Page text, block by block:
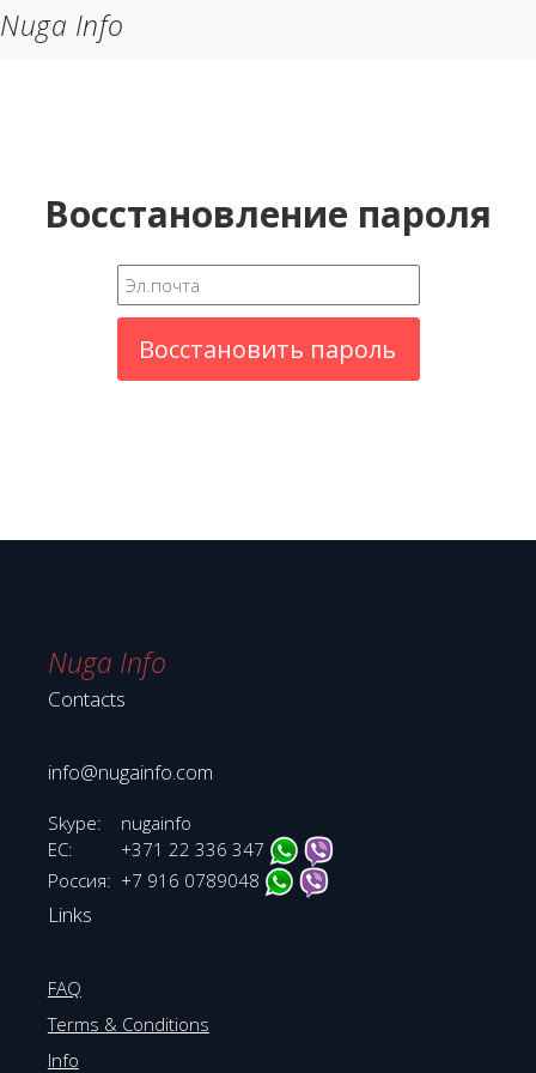
Nuga Info
Восстановление пароля
Nuga Info
Contacts
info@nugainfo.com
Skype:
nugainfo
EC:
+371 22 336 347
Россия: +7 916 0789048
Links
FAQ
Terms & Conditions
Info